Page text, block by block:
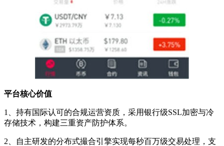
平台核心价值
1、持有国际认可的合规运营资质，采用银行级SSL加密与冷
存储技术，构建三重资产防护体系。
2、自主研发的分布式撮合引擎实现每秒百万级交易处理，支